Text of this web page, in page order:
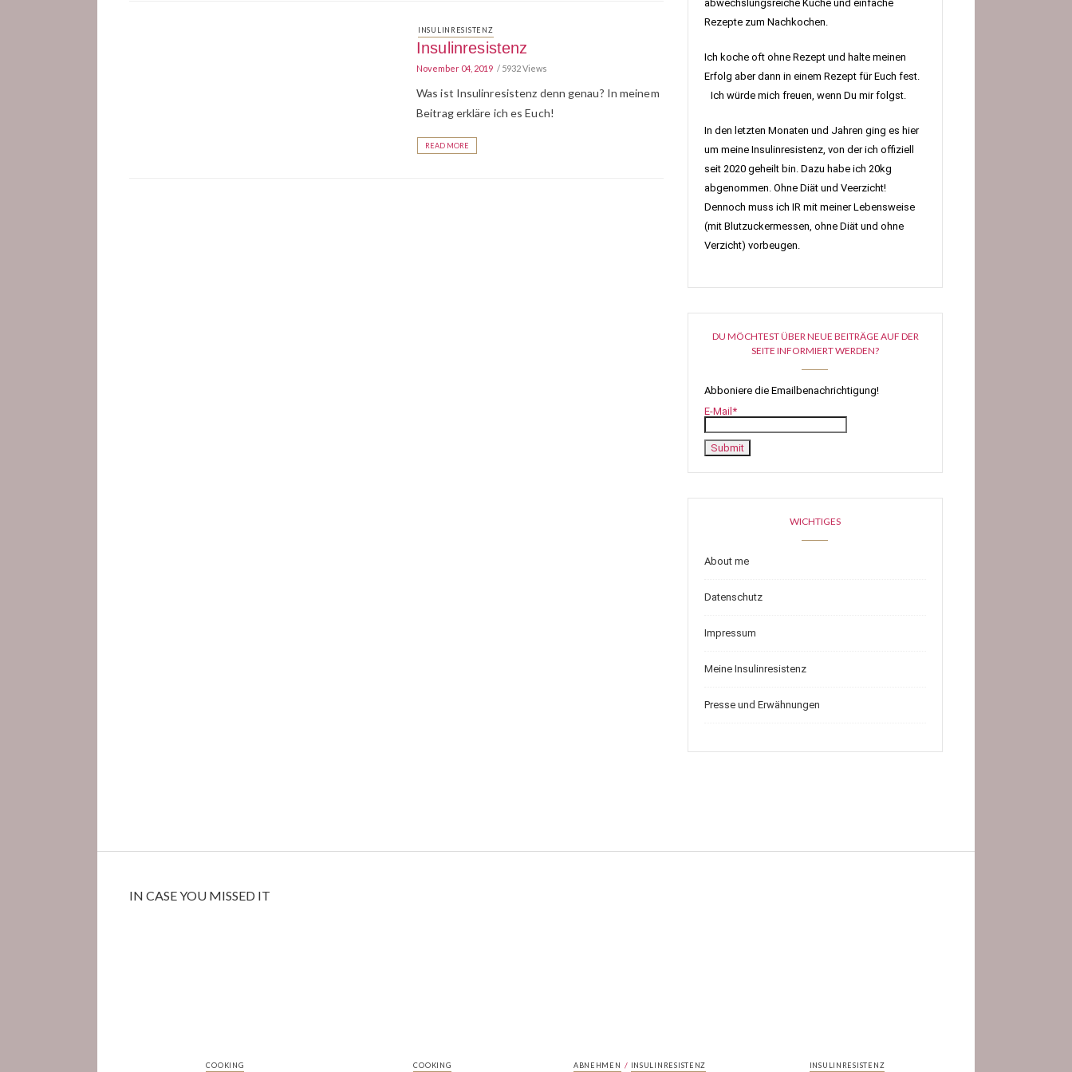
INSULINRESISTENZ
Insulinresistenz
November 04, 2019 5932 Views
Was ist Insulinresistenz denn genau? In meinem
Beitrag erkläre ich es Euch!
READ MORE
abwechslungsreiche Küche und einfache
Rezepte zum Nachkochen.
Ich koche oft ohne Rezept und halte meinen
Erfolg aber dann in einem Rezept für Euch fest.
Ich würde mich freuen, wenn Du mir folgst.
In den letzten Monaten und Jahren ging es hier
um meine Insulinresistenz, von der ich offiziell
seit 2020 geheilt bin. Dazu habe ich 20kg
abgenommen. Ohne Diät und Veerzicht!
Dennoch muss ich IR mit meiner Lebensweise
(mit Blutzuckermessen, ohne Diät und ohne
Verzicht) vorbeugen.
DU MÖCHTEST ÜBER NEUE BEITRÄGE AUF DER
SEITE INFORMIERT WERDEN?
Abboniere die Emailbenachrichtigung!
E-Mail*
WICHTIGES
About me
Datenschutz
Impressum
Meine Insulinresistenz
Presse und Erwähnungen
IN CASE YOU MISSED IT
COOKING COOKING ABNEHMEN / INSULINRESISTENZ INSULINRESISTENZ